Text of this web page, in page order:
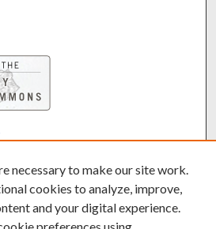
by Translate
necessary to make our site work.
cookies to analyze, improve,
and your digital experience.